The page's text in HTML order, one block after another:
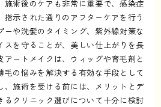
施術後のケアも非常に重要で、感染症
示された通りのアフターケアを行う
や洗髪のタイミング、紫外線対策な
スを守ることが、美しい仕上がりを長
ートメイクは、ウィッグや育毛剤と
毛の悩みを解決する有効な手段として
、施術を受ける前には、メリットとデ
るクリニック選びについて十分に検討